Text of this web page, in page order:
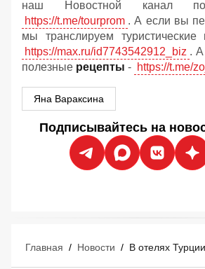
наш Новостной канал
https://t.me/tourprom . А если вы
мы транслируем туристические
https://max.ru/id7743542912_biz . А
полезные рецепты - https://t.me/
Яна Вараксина
Подписывайтесь на
Главная / Новости /